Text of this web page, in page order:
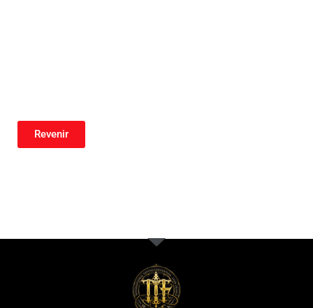
Revenir